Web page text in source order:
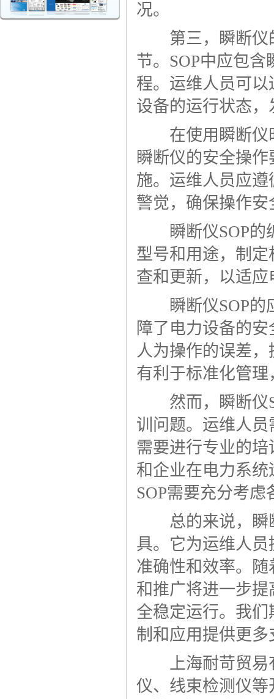
况。
第三，瞬断仪
节。SOP中应包
程。运维人员可
设备的运行状态
在使用瞬断仪时
瞬断仪的安全操
施。运维人员应遵
警觉，确保操作安
瞬断仪SOP的
型号和用途，制定
查和更新，以适
瞬断仪SOP的
障了电力设备的
人为操作的误差，
有利于标准化管
然而，瞬断仪
训问题。运维人员
需要进行专业的
和企业在电力系
SOP需要充分考
总的来说，瞬断
具。它为运维人
准确性和效率。随
和推广将进一步
全稳定运行。我们
制和应用提供更
上海耐苛贸易有
仪、线束检测仪